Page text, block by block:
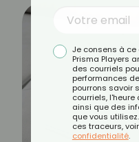
Je consens à
Prisma Players
des courriels
performances
pourrons savoir
courriels,
ainsi que des
que vous
ces traceurs,
confidentialité.